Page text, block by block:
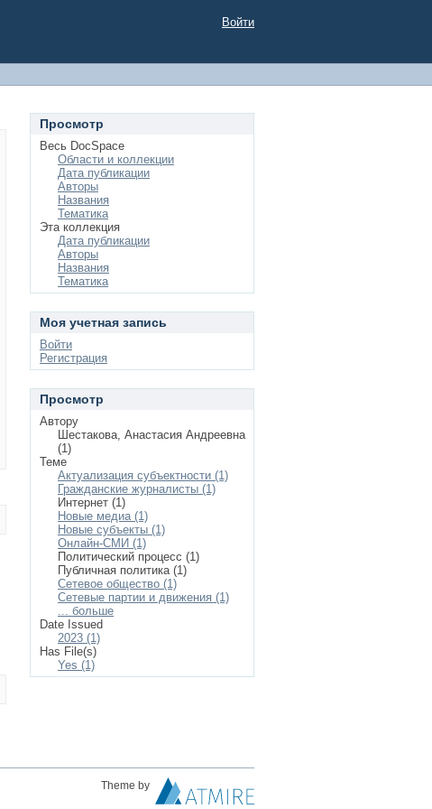
Войти
Просмотр
Весь DocSpace
Области и коллекции
Дата публикации
Авторы
Названия
Тематика
Эта коллекция
Дата публикации
Авторы
Названия
Тематика
Моя учетная запись
Войти
Регистрация
Просмотр
Автору
Шестакова, Анастасия Андреевна
(1)
Теме
Актуализация субъектности (1)
Гражданские журналисты (1)
Интернет (1)
Новые медиа (1)
Новые субъекты (1)
Онлайн-СМИ (1)
Политический процесс (1)
Публичная политика (1)
Сетевое общество (1)
Сетевые партии и движения (1)
... больше
Date Issued
2023 (1)
Has File(s)
Yes (1)
Theme by